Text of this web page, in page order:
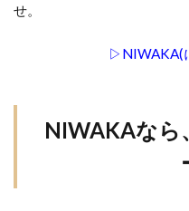
新潟結婚指輪刻印
新発田市結婚指輪
日
せ。
▷NIWAKA(
NIWAKAなら